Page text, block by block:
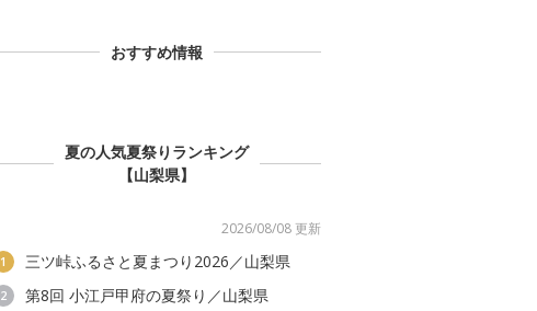
おすすめ情報
夏の人気夏祭りランキング
【山梨県】
2026/08/08 更新
1 三ツ峠ふるさと夏まつり2026／山梨県
2 第8回 小江戸甲府の夏祭り／山梨県